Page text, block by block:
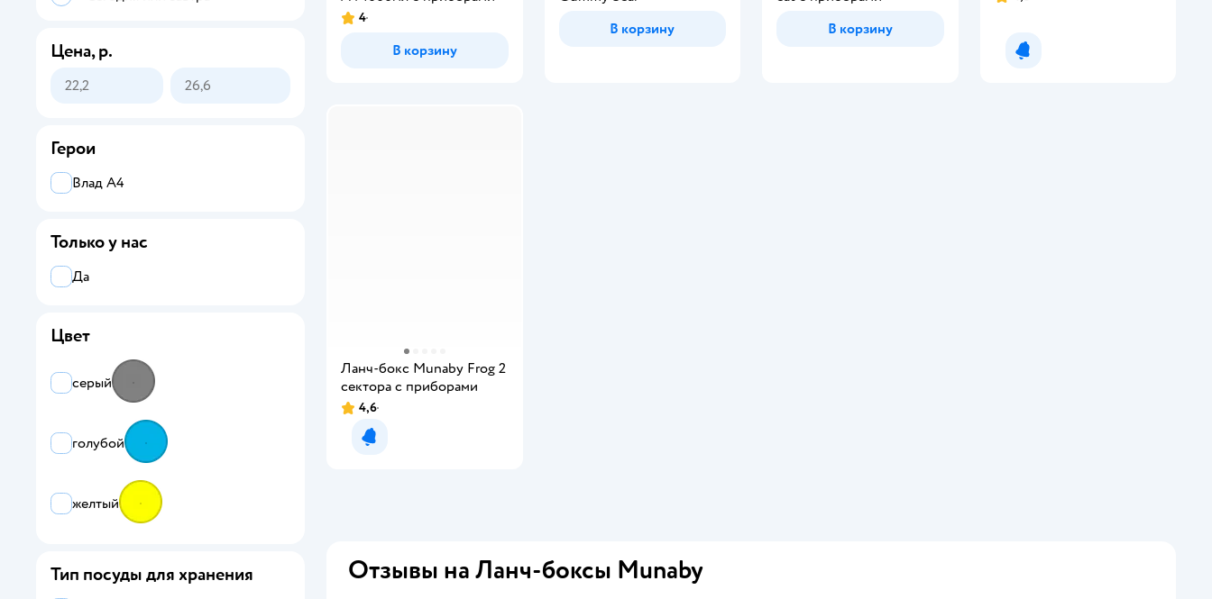
4
В корзину
В корзину
В корзину
Уведомить о появлении
Ланч-бокс Munaby Frog 2
сектора с приборами
4,6
Уведомить о появлении
Отзывы на Ланч-боксы Munaby
Цена, р.
Герои
Влад А4
Только у нас
Да
Цвет
серый
голубой
желтый
Тип посуды для хранения